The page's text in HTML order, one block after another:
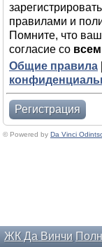
правилами и
Помните, что
согласие со
Общие правила
Регистрация
© Powered by Da Vinci
ЖК Да Винчи